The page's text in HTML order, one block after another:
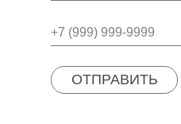
ОТПРАВИТЬ